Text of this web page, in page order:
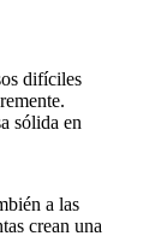
difíciles
sólida en
a las
crean una